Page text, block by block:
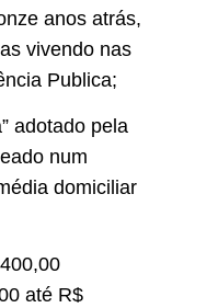
anos atrás,
vivendo nas
Publica;
adotado pela
num
domiciliar
até R$